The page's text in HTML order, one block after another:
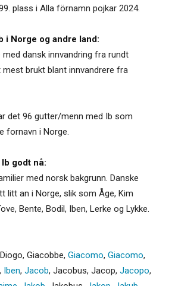
plass i Alla förnamn pojkar 2024.
i Norge og andre land:
med dansk innvandring fra rundt
brukt blant innvandrere fra
det 96 gutter/menn med Ib som
fornavn i Norge.
godt nå:
med norsk bakgrunn. Danske
litt an i Norge, slik som Åge, Kim
Bente, Bodil, Iben, Lerke og Lykke.
Diogo, Giacobbe, Giacomo, Giacomo,
, Iben, Jacob, Jacobus, Jacop, Jacopo,